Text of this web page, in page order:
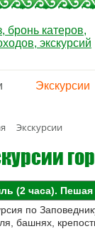
бронь катеров,
экскурсий
Экскурсии
Экскурсии
(2 часа). Пешая
по
башнях,